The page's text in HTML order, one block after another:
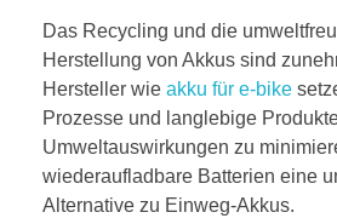
Das Recycling und die
Herstellung von Akkus sind
Hersteller wie akku für e-bike
Prozesse und langlebige
Umweltauswirkungen zu
wiederaufladbare Batterien eine
Alternative zu Einweg-Akkus.